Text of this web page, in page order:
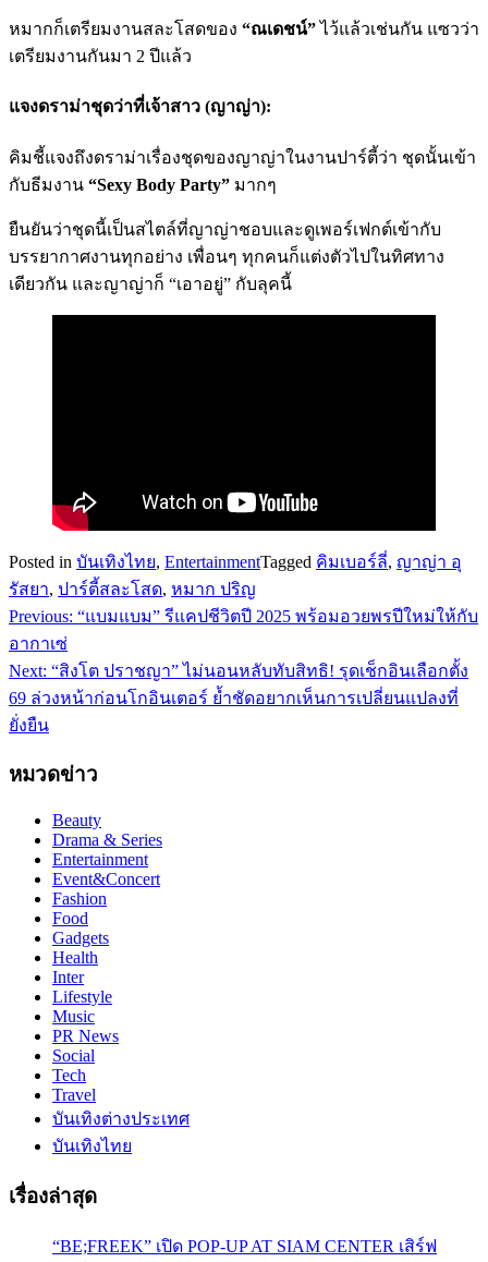
หมากก็เตรียมงานสละโสดของ “ณเดชน์”ไว้แล้วเช่นกัน แซวว่า
เตรียมงานกันมา 2 ปีแล้ว
แจงดราม่าชุดว่าที่เจ้าสาว (ญาญ่า):
คิมชี้แจงถึงดราม่าเรื่องชุดของญาญ่าในงานปาร์ตี้ว่า ชุดนั้นเข้า
กับธีมงาน “Sexy Body Party” มากๆ
ยืนยันว่าชุดนี้เป็นสไตล์ที่ญาญ่าชอบและดูเพอร์เฟกต์เข้ากับ
บรรยากาศงานทุกอย่าง เพื่อนๆ ทุกคนก็แต่งตัวไปในทิศทาง
เดียวกัน และญาญ่าก็ “เอาอยู่” กับลุคนี้
Posted in บันเทิงไทย, EntertainmentTagged คิมเบอร์ลี่, ญาญ่า อุ
รัสยา, ปาร์ตี้สละโสด, หมาก ปริญ
แนะแนว
เรื่อง
Previous: “แบมแบม” รีแคปชีวิตปี 2025 พร้อมอวยพรปีใหม่ให้กับ
อากาเซ่
Next: “สิงโต ปราชญา” ไม่นอนหลับทับสิทธิ! รุดเช็กอินเลือกตั้ง
69 ล่วงหน้าก่อนโกอินเตอร์ ย้ำชัดอยากเห็นการเปลี่ยนแปลงที่
ยั่งยืน
หมวดข่าว
Beauty
Drama & Series
Entertainment
Event&Concert
Fashion
Food
Gadgets
Health
Inter
Lifestyle
Music
PR News
Social
Tech
Travel
บันเทิงต่างประเทศ
บันเทิงไทย
เรื่องล่าสุด
“BE;FREEK” เปิด POP-UP AT SIAM CENTER เสิร์ฟ